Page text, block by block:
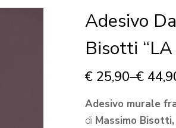
Adesivo
Bisotti “LA
€ 25,90–€
Adesivo murale
di Massimo Bisotti,